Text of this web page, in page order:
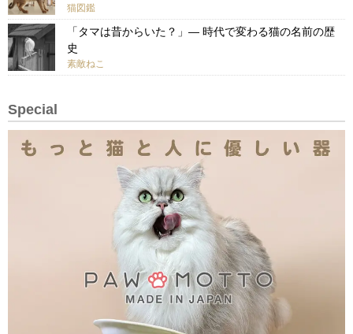
猫図鑑
「タマは昔からいた？」— 時代で変わる猫の名前の歴
史
素敵ねこ
Special